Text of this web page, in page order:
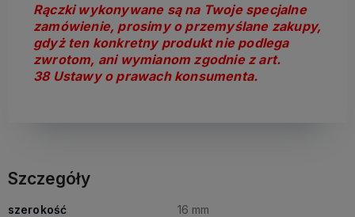
Rączki wykonywane są na Twoje specjalne
zamówienie, prosimy o przemyślane zakupy,
gdyż ten konkretny produkt nie podlega
zwrotom, ani wymianom zgodnie z art.
38 Ustawy o prawach konsumenta.
Szczegóły
szerokość 16 mm